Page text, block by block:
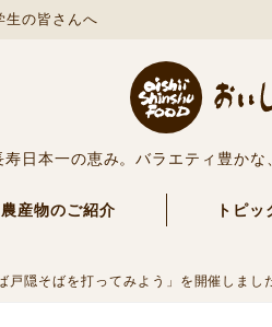
生の皆さんへ
寿日本一の恵み。バラエティ豊か
農産物のご紹介 トピッ
戸隠そばを打ってみよう」を開催しまし